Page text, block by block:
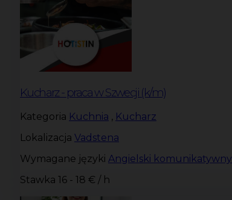
Kucharz - praca w Szwecji (k/m)
Kategoria Kuchnia , Kucharz
Lokalizacja Vadstena
Wymagane języki Angielski komunikatywny
Stawka 16 - 18 € / h